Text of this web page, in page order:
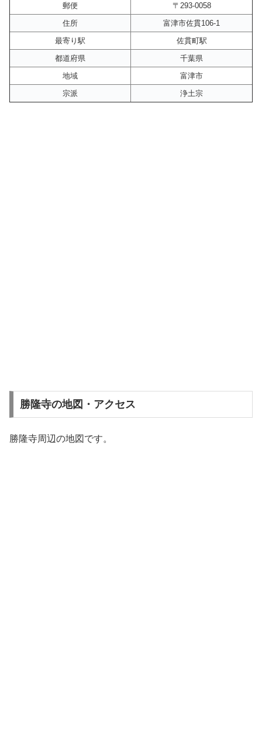
郵便
〒293-0058
住所
富津市佐貫106-1
最寄り駅
佐貫町駅
都道府県
千葉県
地域
富津市
宗派
浄土宗
勝隆寺の地図・アクセス
勝隆寺周辺の地図です。